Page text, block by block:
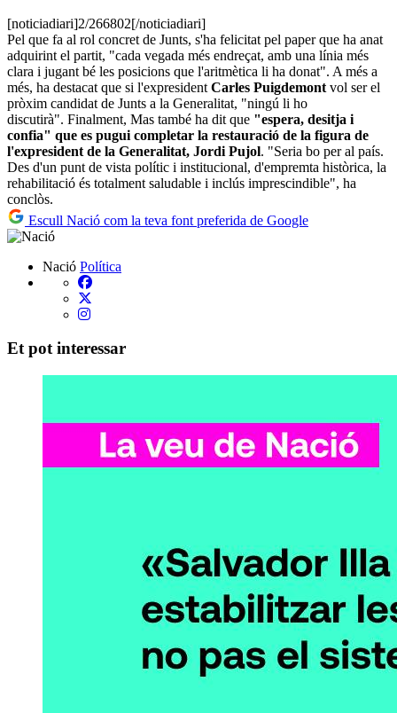
[noticiadiari]2/266802[/noticiadiari]
Pel que fa al rol concret de Junts, s'ha felicitat pel paper que ha anat
adquirint el partit, "cada vegada més endreçat, amb una línia més
clara i jugant bé les posicions que l'aritmètica li ha donat". A més a
més, ha destacat que si l'expresident Carles Puigdemont vol ser el
pròxim candidat de Junts a la Generalitat, "ningú li ho
discutirà". Finalment, Mas també ha dit que "espera, desitja i
confia" que es pugui completar la restauració de la figura de
l'expresident de la Generalitat, Jordi Pujol. "Seria bo per al país.
Des d'un punt de vista polític i institucional, d'empremta històrica, la
rehabilitació és totalment saludable i inclús imprescindible", ha
conclòs.
Escull Nació com la teva font preferida de Google
Nació Política
Et pot interessar